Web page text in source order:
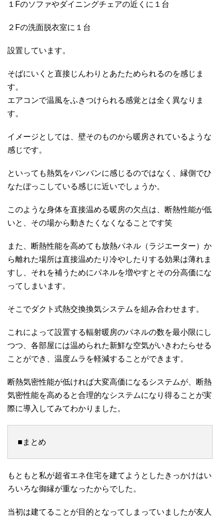
１Fのソファやダイニングチェアの近くに１台
２Fの洗面脱衣室に１台
設置しています。
そばにいくと直接じんわりとあたためられるのを感じま
す。
エアコンで温風をふきつけられる感覚とは全く異なりま
す。
イメージとしては、壁そのものから暖房されているような
感じです。
といっても熱気をバンバンに感じるのではなく、縁側でひ
なたぼっこしている感じに近いでしょうか。
このような身体を直接温める暖房の欠点は、断熱性能が低
いと、その場から動きたくなくなることです笑
また、断熱性能を高めても放熱パネル（ラジエーター）か
ら離れた場所は直接温めたり冷やしたりする効果は薄れま
すし、それを補うためにパネルを増やすとその分高価にな
ってしまいます。
そこでダクト式熱交換換気システムを組み合わせます。
これによって設置する輻射暖房のパネルの数を最小限にし
つつ、各部屋には温められた新鮮な空気がいきわたらせる
ことができ、温度ムラを軽減することができます。
断熱気密性能が低ければ大変高価になるシステムが、断熱
気密性能を高めると合理的なシステムになり得ることが実
際に導入してみてわかりました。
■まとめ
もともと私が超省エネ住宅を建てようとしたきっかけはい
ろいろな御縁が重なったからでした。
当初は建てることが目的となってしまっていましたが友人